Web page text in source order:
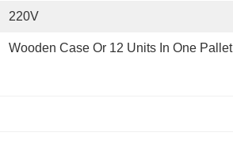
220V
Wooden Case Or 12 Units In One Pallet